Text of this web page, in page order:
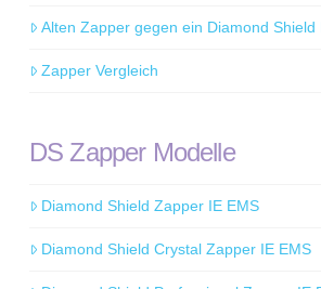
Alten Zapper gegen ein Diamond Shield
Zapper Vergleich
DS Zapper Modelle
Diamond Shield Zapper IE EMS
Diamond Shield Crystal Zapper IE EMS